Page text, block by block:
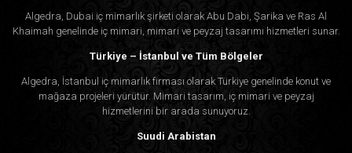
Algedra, Dubai iç mimarlık şirketi olarak Abu Dabi, Şarika ve Ras Al
Khaimah genelinde iç mimari, mimari ve peyzaj tasarımı hizmetleri sunar.
Türkiye – İstanbul ve Tüm Bölgeler
Algedra, İstanbul iç mimarlık firması olarak Türkiye genelinde konut ve
mağaza projeleri yürütür. Mimari tasarım, iç mimari ve peyzaj
hizmetlerini bir arada sunuyoruz.
Suudi Arabistan